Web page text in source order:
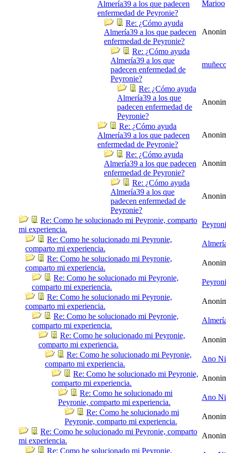
Almería39 a los que padecen
enfermedad de Peyronie?
Marioo
Re: ¿Cómo ayuda
Almería39 a los que padecen
enfermedad de Peyronie?
Re: ¿Cómo ayuda
Almería39 a los que
padecen enfermedad de
Peyronie?
Re: ¿Cómo ayuda
Almería39 a los que
padecen enfermedad de
Peyronie?
Re: ¿Cómo ayuda
Almería39 a los que padecen
enfermedad de Peyronie?
Re: ¿Cómo ayuda
Almería39 a los que padecen
enfermedad de Peyronie?
Re: ¿Cómo ayuda
Almería39 a los que
padecen enfermedad de
Peyronie?
Re: Como he solucionado mi Peyronie, comparto
mi experiencia.
Re: Como he solucionado mi Peyronie,
comparto mi experiencia.
Re: Como he solucionado mi Peyronie,
comparto mi experiencia.
Re: Como he solucionado mi Peyronie,
comparto mi experiencia.
Re: Como he solucionado mi Peyronie,
comparto mi experiencia.
Re: Como he solucionado mi Peyronie,
comparto mi experiencia.
Re: Como he solucionado mi Peyronie,
comparto mi experiencia.
Re: Como he solucionado mi Peyronie,
comparto mi experiencia.
Ano
Re: Como he solucionado mi Peyronie,
comparto mi experiencia.
Re: Como he solucionado mi
Peyronie, comparto mi experiencia.
Ano
Re: Como he solucionado mi
Peyronie, comparto mi experiencia.
Re: Como he solucionado mi Peyronie, comparto
mi experiencia.
Re: Como he solucionado mi Peyronie,